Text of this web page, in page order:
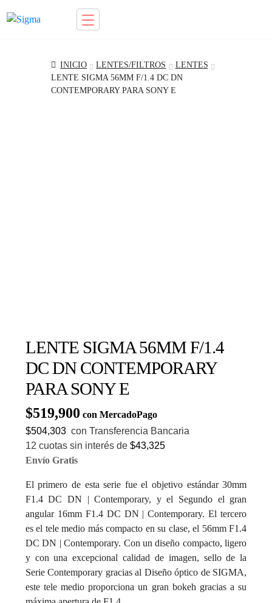
Saltar
INICIO LENTES/FILTROS
LENTES
LENTE SIGMA 56MM F/1.4 DC DN
CONTEMPORARY PARA SONY E
LENTE SIGMA 56MM F/1.4
DC DN CONTEMPORARY
PARA SONY E
$519,900 con MercadoPago
$504,303 con Transferencia Bancaria
12 cuotas sin interés de $43,325
Envío Gratis
El primero de esta serie fue el objetivo estándar 30mm
F1.4 DC DN | Contemporary, y el Segundo el gran
angular 16mm F1.4 DC DN | Contemporary. El tercero
es el tele medio más compacto en su clase, el 56mm F1.4
DC DN | Contemporary. Con un diseño compacto, ligero
y con una excepcional calidad de imagen, sello de la
Serie Contemporary gracias al Diseño óptico de SIGMA,
este tele medio proporciona un gran bokeh gracias a su